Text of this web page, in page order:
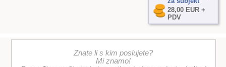
28,00 EUR +
PDV
Znate li s kim poslujete?
Mi znamo!